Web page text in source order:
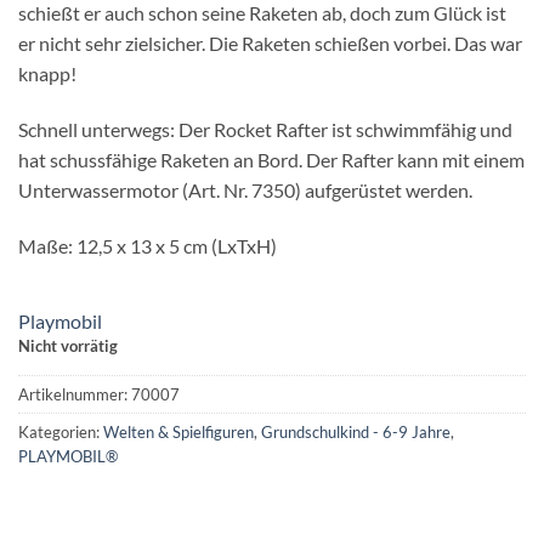
schießt er auch schon seine Raketen ab, doch zum Glück ist
er nicht sehr zielsicher. Die Raketen schießen vorbei. Das war
knapp!
Schnell unterwegs: Der Rocket Rafter ist schwimmfähig und
hat schussfähige Raketen an Bord. Der Rafter kann mit einem
Unterwassermotor (Art. Nr. 7350) aufgerüstet werden.
Maße: 12,5 x 13 x 5 cm (LxTxH)
Playmobil
Nicht vorrätig
Artikelnummer:70007
Kategorien:Welten & Spielfiguren, Grundschulkind - 6-9 Jahre,
PLAYMOBIL®